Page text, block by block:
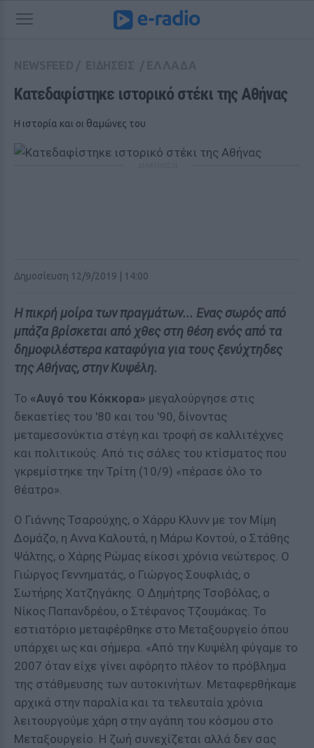
Κατεδαφίστηκε ιστορικό στέκι της Αθήνας
Η ιστορία και οι θαμώνες του
Δημοσίευση 12/9/2019 | 14:00
Η πικρή μοίρα των πραγμάτων... Ενας σωρός από
μπάζα βρίσκεται από χθες στη θέση ενός από τα
δημοφιλέστερα καταφύγια για τους ξενύχτηδες
της Αθήνας, στην Κυψέλη.
Το «Αυγό του Κόκκορα» μεγαλούργησε στις
δεκαετίες του '80 και του '90, δίνοντας
μεταμεσονύκτια στέγη και τροφή σε καλλιτέχνες
και πολιτικούς. Από τις σάλες του κτίσματος που
γκρεμίστηκε την Τρίτη (10/9) «πέρασε όλο το
θέατρο».
Ο Γιάννης Τσαρούχης, ο Χάρρυ Κλυνν με τον Μίμη
Δομάζο, η Αννα Καλουτά, η Μάρω Κοντού, ο Στάθης
Ψάλτης, ο Χάρης Ρώμας είκοσι χρόνια νεώτερος. Ο
Γιώργος Γεννηματάς, ο Γιώργος Σουφλιάς, ο
Σωτήρης Χατζηγάκης. Ο Δημήτρης Τσοβόλας, ο
Νίκος Παπανδρέου, ο Στέφανος Τζουμάκας. Το
εστιατόριο μεταφέρθηκε στο Μεταξουργείο όπου
υπάρχει ως και σήμερα. «Από την Κυψέλη φύγαμε το
2007 όταν είχε γίνει αφόρητο πλέον το πρόβλημα
της στάθμευσης των αυτοκινήτων. Μεταφερθήκαμε
αρχικά στην παραλία και τα τελευταία χρόνια
λειτουργούμε χάρη στην αγάπη του κόσμου στο
Μεταξουργείο. Η ζωή συνεχίζεται αλλά δεν σας